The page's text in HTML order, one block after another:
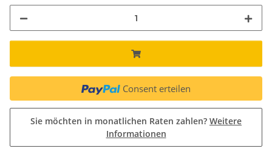
Consent erteilen
Sie möchten in monatlichen Raten zahlen? Weitere
Informationen